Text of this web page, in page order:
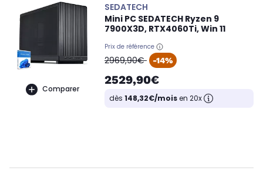
Comparer
SEDATECH
Mini PC SEDATECH Ryzen 9
7900X3D, RTX4060Ti, Win 11
Prix de référence
oldPrice
2969,90€ -14%
2529,90€
dès 148,32€/moisen 20x